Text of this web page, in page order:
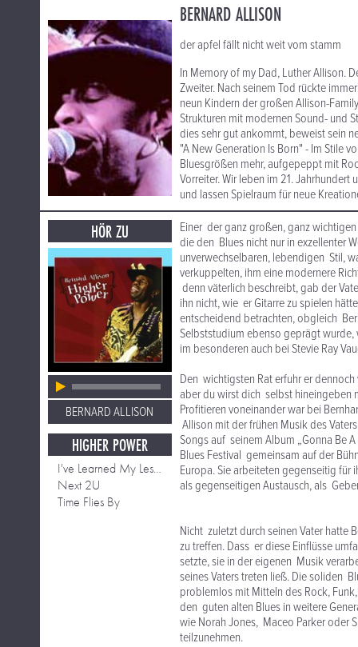
BERNARD ALLISON
der apfel fällt nicht weit vom stamm
In Memory of my Dad, Luther Allison.
Zweiter. Nach seinem Tod rückte
neun Kindern der großen Allison-
Strukturen mit modernen Sound- und
dies sehr gut ankommt, beweist sein
"A New Generation Is Born" - Im Stile
Bluesgrößen mehr, aufgepeppt mit
Vorreiter. Wir leben im 21.
und lassen Spielraum für neue
HÖR ZU
BERNARD ALLISON
HIGHER POWER
I've Learned My Lesson
Next 2U
Time Flies By
Einer der ganz großen, ganz
die den Blues nicht nur in exzellenter
unverwechselbaren, lebendigen Stil,
verkuppelten, ihm eine modernere
denn väterlich beschreibt, gab der
ihn nicht, wie er Gitarre zu spielen
entscheidend betrachten, obgleich
Selbststudium ebenso geprägt wurde,
im besonderen auch bei Stevie Ray
Den wichtigsten Rat erfuhr er
aber du wirst dich selbst hineingeben
Profitieren voneinander war bei
Allison mit der frühen Musik des
Songs auf seinem Album „Gonna Be
Blues Festival gemeinsam auf der
Europa. Sie arbeiteten gegenseitig für
als gegenseitigen Austausch, als
Nicht zuletzt durch seinen Vater hatte
zu treffen. Dass er diese Einflüsse
setzte, sie in der eigenen Musik
seines Vaters treten ließ. Die soliden
problemlos mit Mitteln des Rock,
den guten alten Blues in weitere
wie Norah Jones, Maceo Parker oder
teilzunehmen.